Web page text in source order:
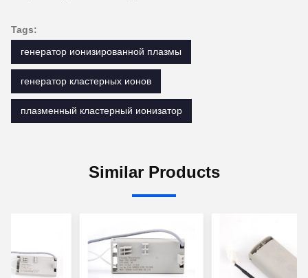
Tags:
генератор ионизированной плазмы
генератор кластерных ионов
плазменный кластерный ионизатор
Similar Products